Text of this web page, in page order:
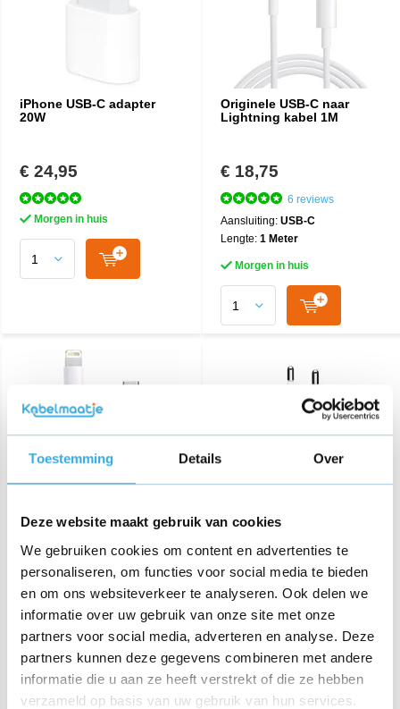
Toestemming Details Over
Deze website maakt gebruik van cookies
We gebruiken cookies om content en advertenties te
personaliseren, om functies voor social media te bieden
en om ons websiteverkeer te analyseren. Ook delen we
informatie over uw gebruik van onze site met onze
partners voor social media, adverteren en analyse. Deze
partners kunnen deze gegevens combineren met andere
informatie die u aan ze heeft verstrekt of die ze hebben
verzameld op basis van uw gebruik van hun services.
iPhone USB-C adapter
20W
€ 24,95
Morgen in huis
Originele USB-C naar
Lightning kabel 1M
€ 18,75
6 reviews
Aansluiting: USB-C
Lengte: 1 Meter
Morgen in huis
USB-C naar Lightning
€ 24,95
Morgen in huis
iPhone adapter 5W
€ 14,95
67 reviews
Aansluiting:USB-A
Vermogen:5 Watt
Morgen in huis